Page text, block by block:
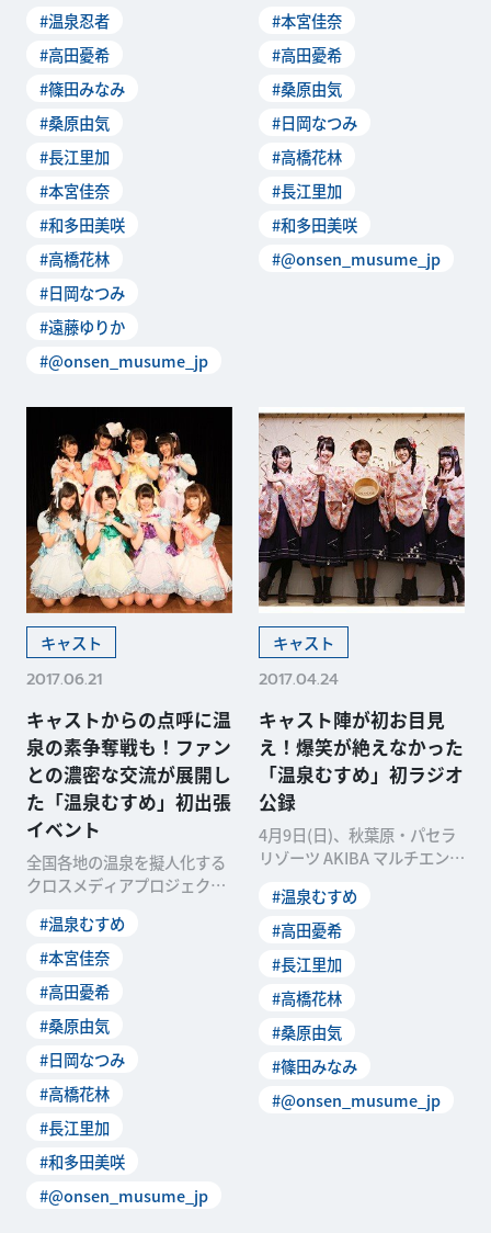
#温泉忍者
#高田憂希
#篠田みなみ
#桑原由気
#長江里加
#本宮佳奈
#和多田美咲
#高橋花林
#日岡なつみ
#遠藤ゆりか
#@onsen_musume_jp
#本宮佳奈
#高田憂希
#桑原由気
#日岡なつみ
#高橋花林
#長江里加
#和多田美咲
#@onsen_musume_jp
キャスト
2017.06.21
キャストからの点呼に温
泉の素争奪戦も！ファン
との濃密な交流が展開し
た「温泉むすめ」初出張
イベント
全国各地の温泉を擬人化する
クロスメディアプロジェクト
の出張イベント「温泉む
#温泉むすめ
#本宮佳奈
#高田憂希
#桑原由気
#日岡なつみ
#高橋花林
#長江里加
#和多田美咲
#@onsen_musume_jp
キャスト
2017.04.24
キャスト陣が初お目見
え！爆笑が絶えなかった
「温泉むすめ」初ラジオ
公録
4月9日(日)、秋葉原・パセラ
リゾーツ AKIBA マルチエンタ
化プロジェ
#温泉むすめ
#高田憂希
#長江里加
#高橋花林
#桑原由気
#篠田みなみ
#@onsen_musume_jp